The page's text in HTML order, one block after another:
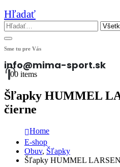
Hľadať
Sme tu pre Vás
info@mima-sport.sk
00 items
Šľapky HUMMEL
čierne
Home
E-shop
Obuv, Šľapky
Šľapky HUMMEL